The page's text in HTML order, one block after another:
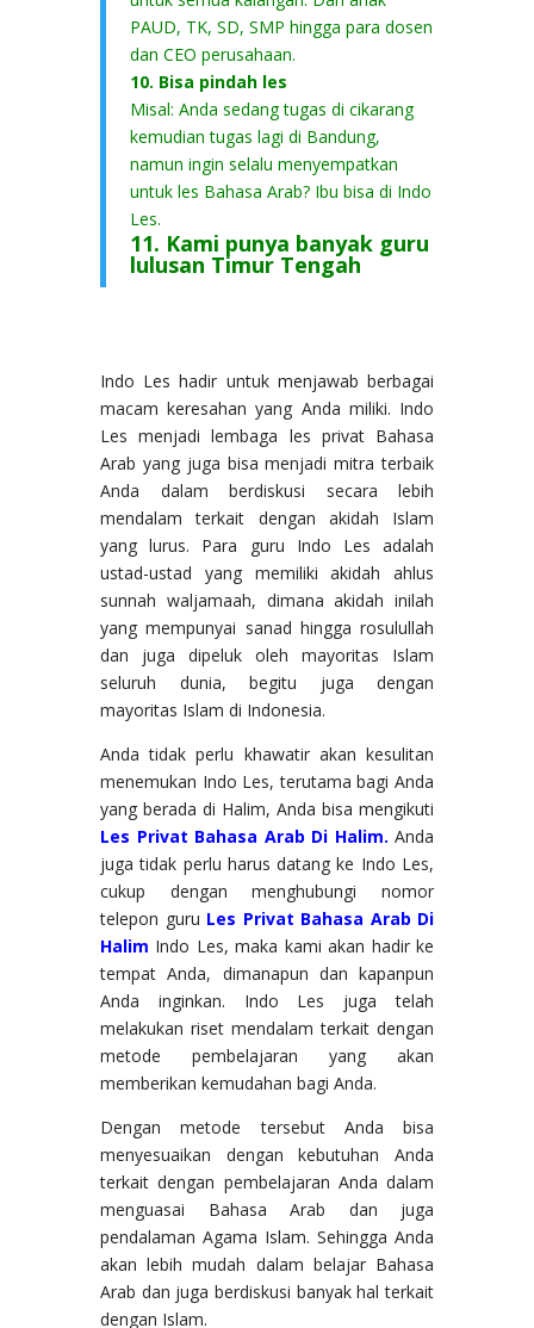
PAUD, TK, SD, SMP hingga para dosen
dan CEO perusahaan.
10. Bisa pindah les
Misal: Anda sedang tugas di cikarang
kemudian tugas lagi di Bandung,
namun ingin selalu menyempatkan
untuk les Bahasa Arab? Ibu bisa di Indo
Les.
11. Kami punya banyak guru
lulusan Timur Tengah
Indo Les hadir untuk menjawab berbagai
macam keresahan yang Anda miliki. Indo
Les menjadi lembaga les privat Bahasa
Arab yang juga bisa menjadi mitra terbaik
Anda dalam berdiskusi secara lebih
mendalam terkait dengan akidah Islam
yang lurus. Para guru Indo Les adalah
ustad-ustad yang memiliki akidah ahlus
sunnah waljamaah, dimana akidah inilah
yang mempunyai sanad hingga rosulullah
dan juga dipeluk oleh mayoritas Islam
seluruh dunia, begitu juga dengan
mayoritas Islam di Indonesia.
Anda tidak perlu khawatir akan kesulitan
menemukan Indo Les, terutama bagi Anda
yang berada di Halim, Anda bisa mengikuti
Les Privat Bahasa Arab Di Halim. Anda
juga tidak perlu harus datang ke Indo Les,
cukup dengan menghubungi nomor
telepon guru Les Privat Bahasa Arab Di
Halim Indo Les, maka kami akan hadir ke
tempat Anda, dimanapun dan kapanpun
Anda inginkan. Indo Les juga telah
melakukan riset mendalam terkait dengan
metode pembelajaran yang akan
memberikan kemudahan bagi Anda.
Dengan metode tersebut Anda bisa
menyesuaikan dengan kebutuhan Anda
terkait dengan pembelajaran Anda dalam
menguasai Bahasa Arab dan juga
pendalaman Agama Islam. Sehingga Anda
akan lebih mudah dalam belajar Bahasa
Arab dan juga berdiskusi banyak hal terkait
dengan Islam.